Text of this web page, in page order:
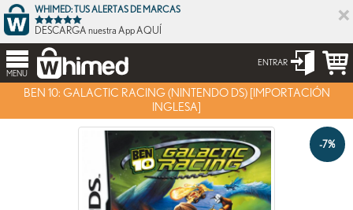
×
WHIMED: TUS ALERTAS DE MARCAS
DESCARGA nuestra App AQUÍ
MENU
ENTRAR
BEN 10: GALACTIC RACING (NINTENDO DS) [IMPORTACIÓN
INGLESA]
-7%